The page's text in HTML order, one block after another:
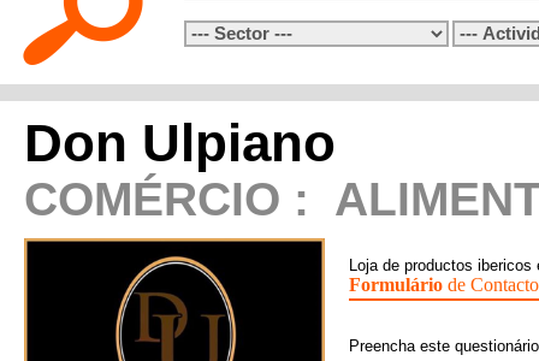
Don Ulpiano
COMÉRCIO :
Loja de productos ibericos
Formulário de Contacto
Preencha este